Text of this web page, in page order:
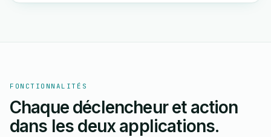
FONCTIONNALITÉS
Chaque déclencheur et action
dans les deux applications.